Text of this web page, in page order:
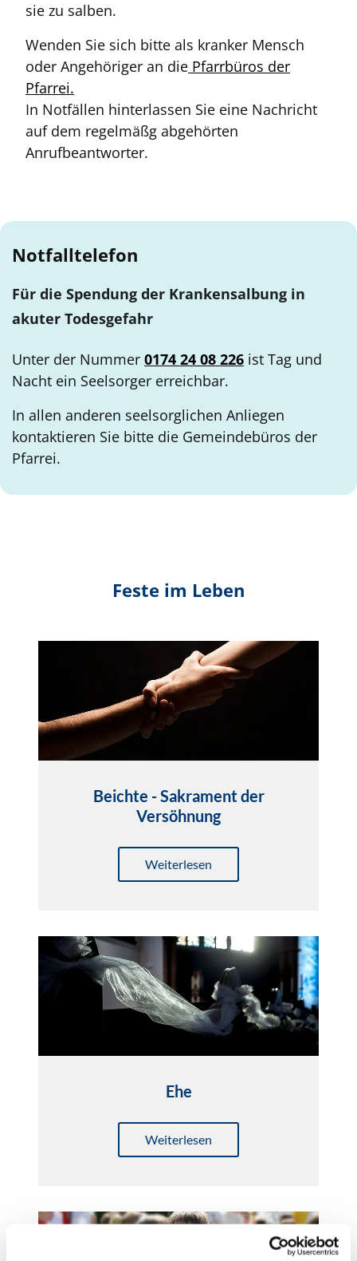
sie zu salben.
Wenden Sie sich bitte als kranker Mensch
oder Angehöriger an die Pfarrbüros der
Pfarrei.
In Notfällen hinterlassen Sie eine Nachricht
auf dem regelmäßg abgehörten
Anrufbeantworter.
Notfalltelefon
Für die Spendung der Krankensalbung in
akuter Todesgefahr
Unter der Nummer 0174 24 08 226 ist Tag und
Nacht ein Seelsorger erreichbar.
In allen anderen seelsorglichen Anliegen
kontaktieren Sie bitte die Gemeindebüros der
Pfarrei.
Feste im Leben
Beichte - Sakrament der
Versöhnung
Weiterlesen
Ehe
Weiterlesen